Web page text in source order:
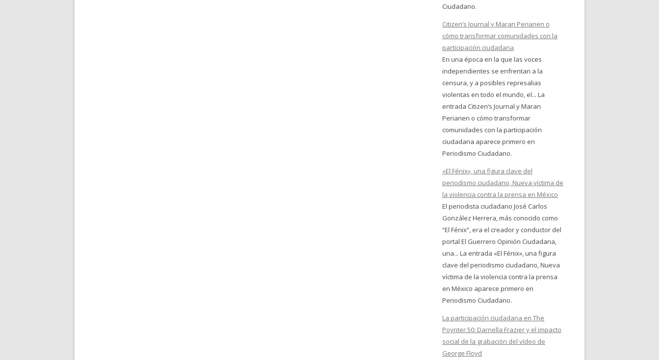
Ciudadano.
Citizen’s Journal y Maran Perianen o
cómo transformar comunidades con la
participación ciudadana
En una época en la que las voces
independientes se enfrentan a la
censura, y a posibles represalias
violentas en todo el mundo, el... La
entrada Citizen’s Journal y Maran
Perianen o cómo transformar
comunidades con la participación
ciudadana aparece primero en
Periodismo Ciudadano.
«El Fénix», una figura clave del
periodismo ciudadano, Nueva víctima de
la violencia contra la prensa en México
El periodista ciudadano José Carlos
González Herrera, más conocido como
“El Fénix”, era el creador y conductor del
portal El Guerrero Opinión Ciudadana,
una... La entrada «El Fénix», una figura
clave del periodismo ciudadano, Nueva
víctima de la violencia contra la prensa
en México aparece primero en
Periodismo Ciudadano.
La participación ciudadana en The
Poynter 50: Darnella Frazier y el impacto
social de la grabación del vídeo de
George Floyd